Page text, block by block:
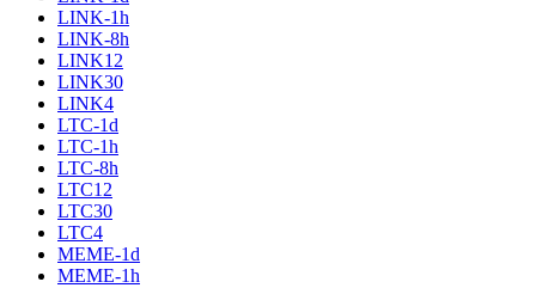
LINK-1h
LINK-8h
LINK12
LINK30
LINK4
LTC-1d
LTC-1h
LTC-8h
LTC12
LTC30
LTC4
MEME-1d
MEME-1h